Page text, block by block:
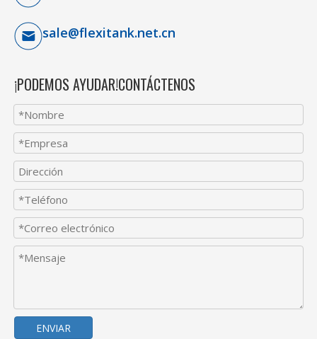
sale@flexitank.net.cn
¡PODEMOS AYUDAR!CONTÁCTENOS
ENVIAR